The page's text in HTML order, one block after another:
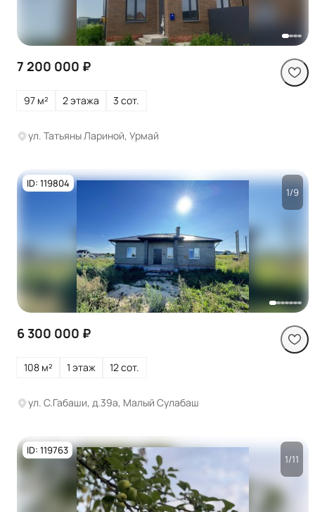
7 200 000 ₽
97 м² 2 этажа 3 сот.
ул. Татьяны Лариной, Урмай
Посмотреть все
фото
ID: 119804
1/9
6 300 000 ₽
108 м² 1 этаж 12 сот.
ул. С.Габаши, д.39а, Малый Сулабаш
ID: 119763
1/11